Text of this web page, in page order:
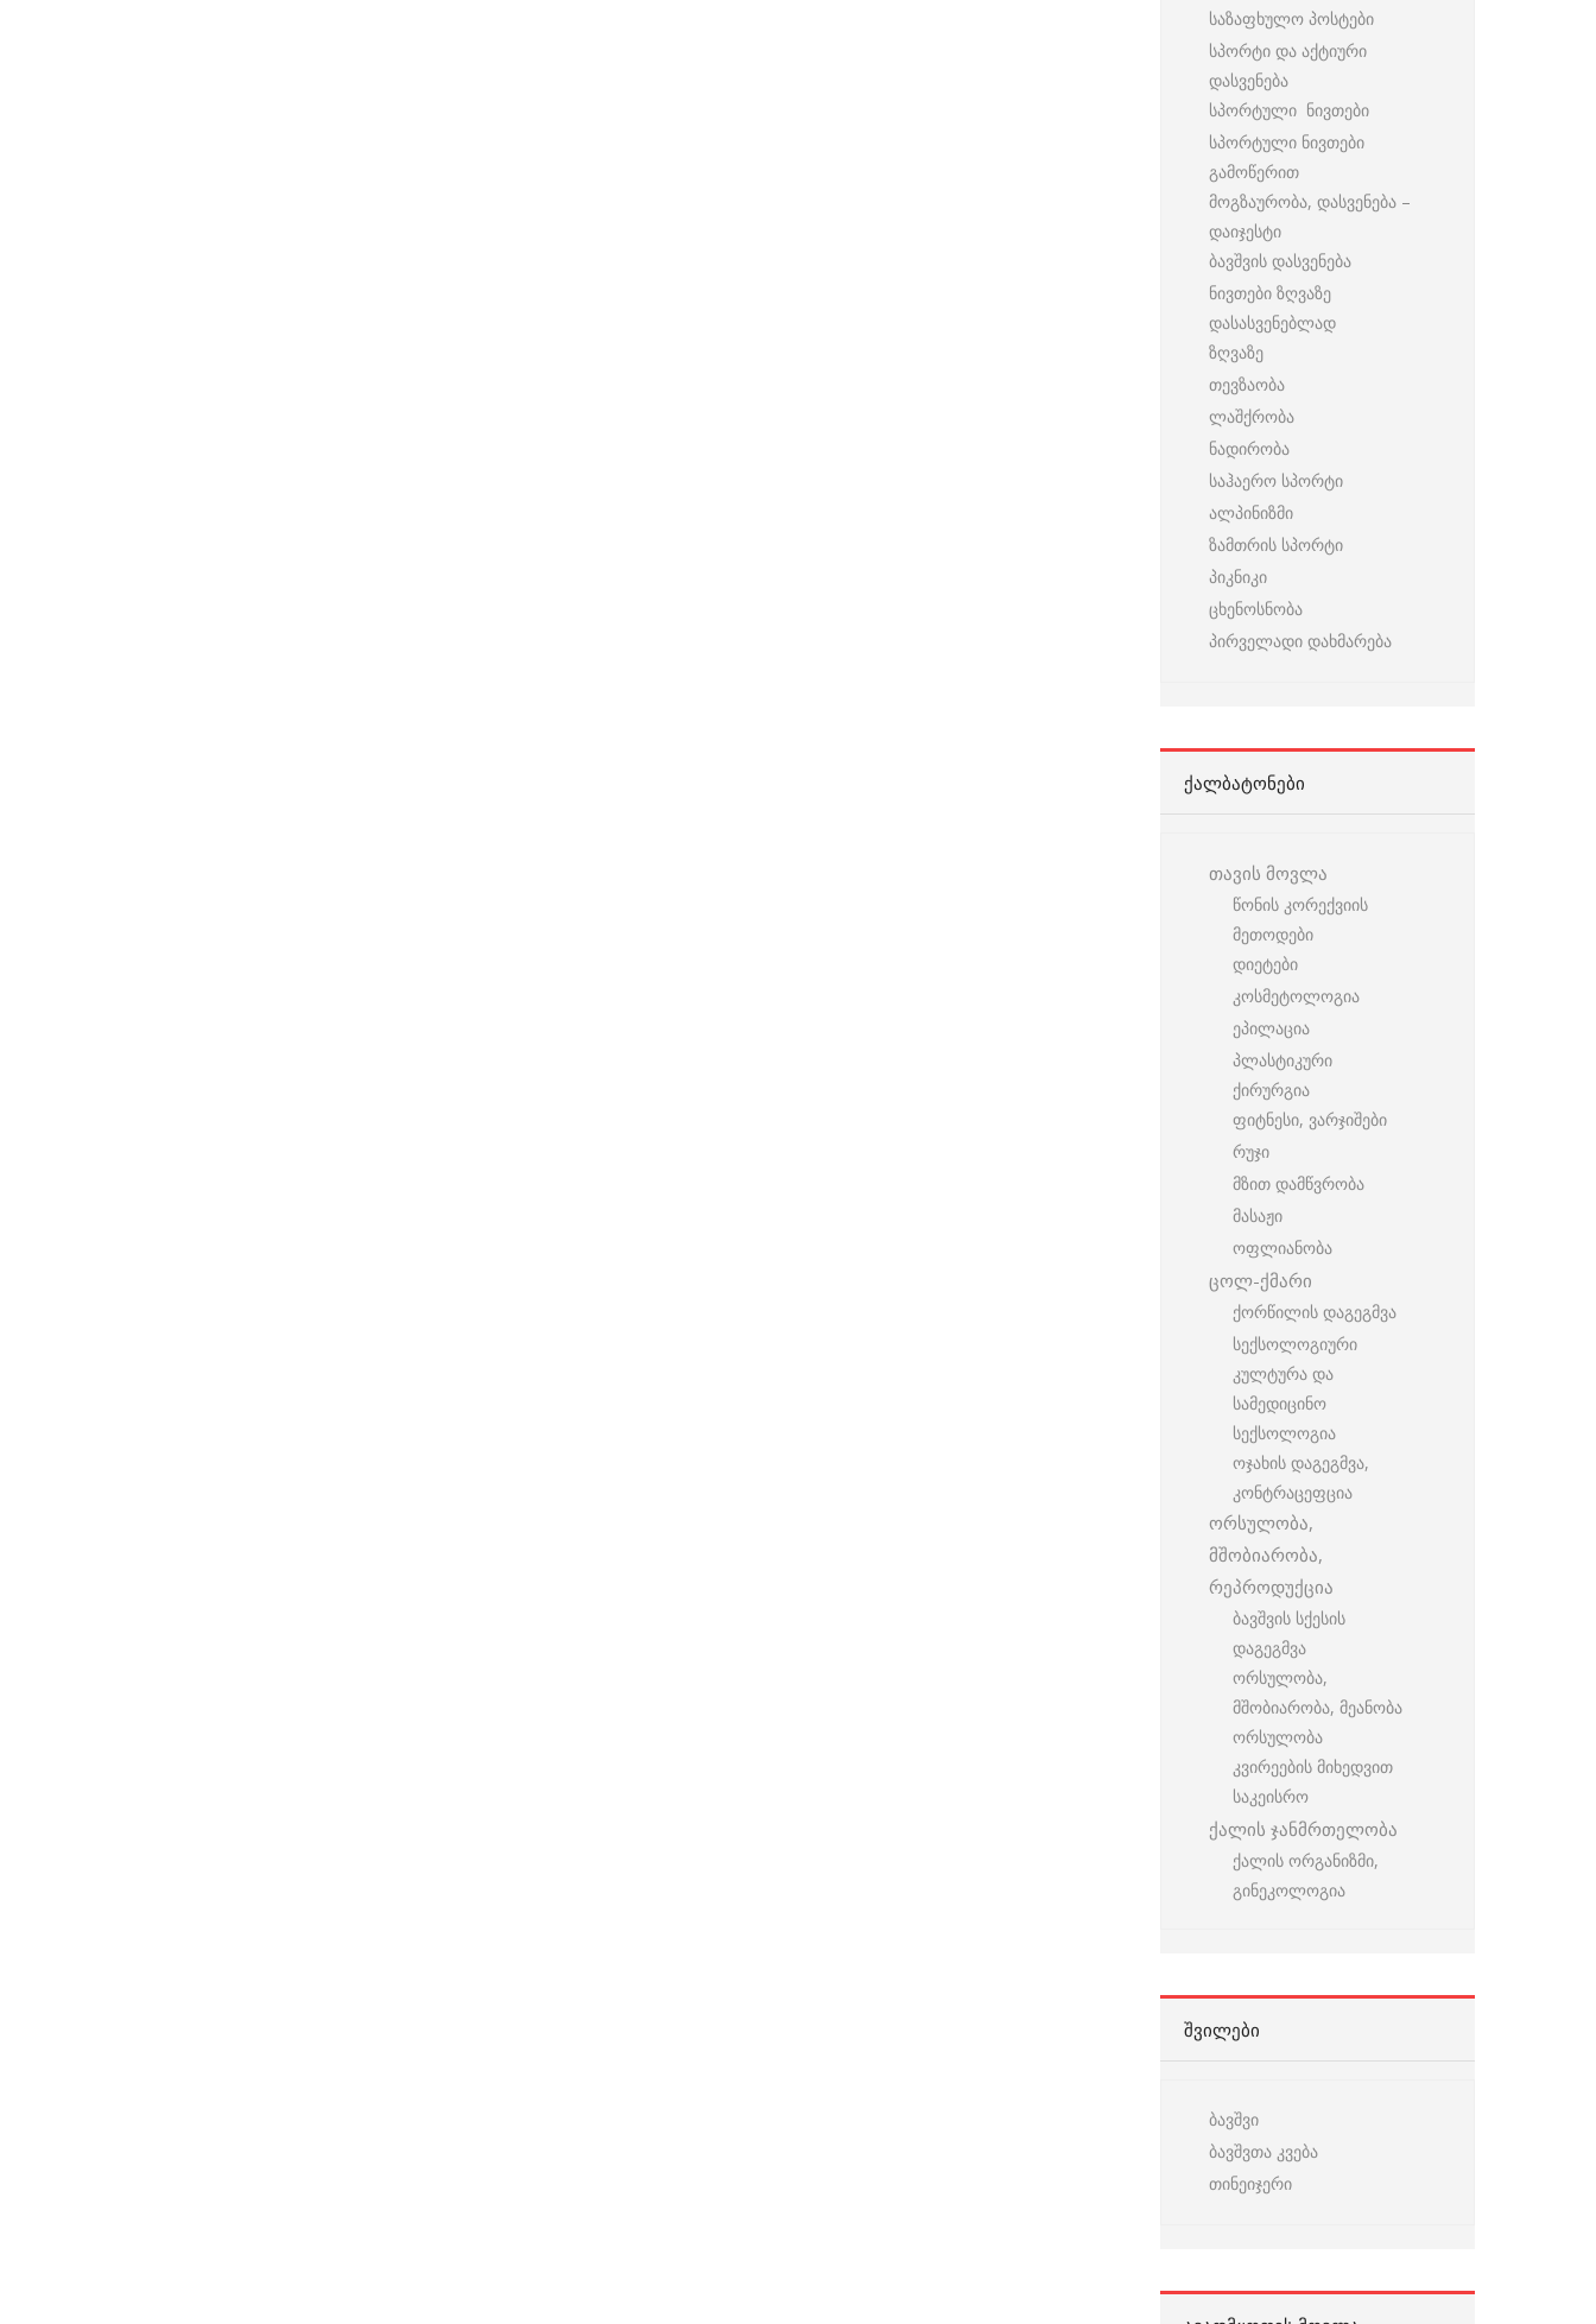
საზაფხულო პოსტები
სპორტი და აქტიური
დასვენება
სპორტული ნივთები
სპორტული ნივთები
გამოწერით
მოგზაურობა, დასვენება –
დაიჯესტი
ბავშვის დასვენება
ნივთები ზღვაზე
დასასვენებლად
ზღვაზე
თევზაობა
ლაშქრობა
ნადირობა
საჰაერო სპორტი
ალპინიზმი
ზამთრის სპორტი
პიკნიკი
ცხენოსნობა
პირველადი დახმარება
ᲥᲐᲚᲑᲐᲢᲝᲜᲔᲑᲘ
თავის მოვლა
წონის კორექვიის
მეთოდები
დიეტები
კოსმეტოლოგია
ეპილაცია
პლასტიკური
ქირურგია
ფიტნესი, ვარჯიშები
რუჯი
მზით დამწვრობა
მასაჟი
ოფლიანობა
ცოლ-ქმარი
ქორწილის დაგეგმვა
სექსოლოგიური
კულტურა და
სამედიცინო
სექსოლოგია
ოჯახის დაგეგმვა,
კონტრაცეფცია
ორსულობა,
მშობიარობა,
რეპროდუქცია
ბავშვის სქესის
დაგეგმვა
ორსულობა,
მშობიარობა, მეანობა
ორსულობა
კვირეების მიხედვით
საკეისრო
ქალის ჯანმრთელობა
ქალის ორგანიზმი,
გინეკოლოგია
ᲨᲕᲘᲚᲔᲑᲘ
ბავშვი
ბავშვთა კვება
თინეიჯერი